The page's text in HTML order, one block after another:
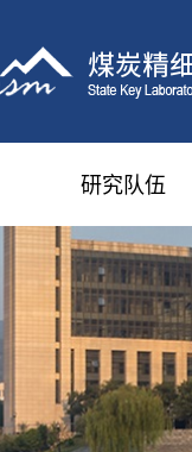
研究队伍